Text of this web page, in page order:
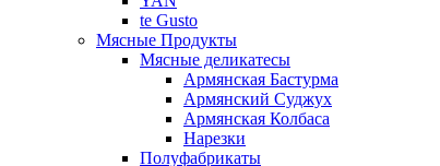
te Gusto
Мясные Продукты
Мясные деликатесы
Армянская Бастурма
Армянский Суджух
Армянская Колбаса
Нарезки
Полуфабрикаты